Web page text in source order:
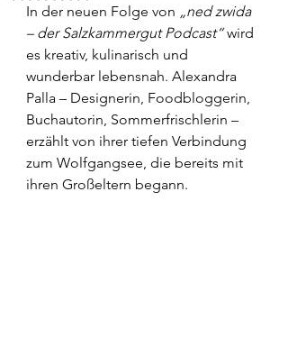
In der neuen Folge von „ned zwida
– der Salzkammergut Podcast“ wird
es kreativ, kulinarisch und
wunderbar lebensnah. Alexandra
Palla – Designerin, Foodbloggerin,
Buchautorin, Sommerfrischlerin –
erzählt von ihrer tiefen Verbindung
zum Wolfgangsee, die bereits mit
ihren Großeltern begann.